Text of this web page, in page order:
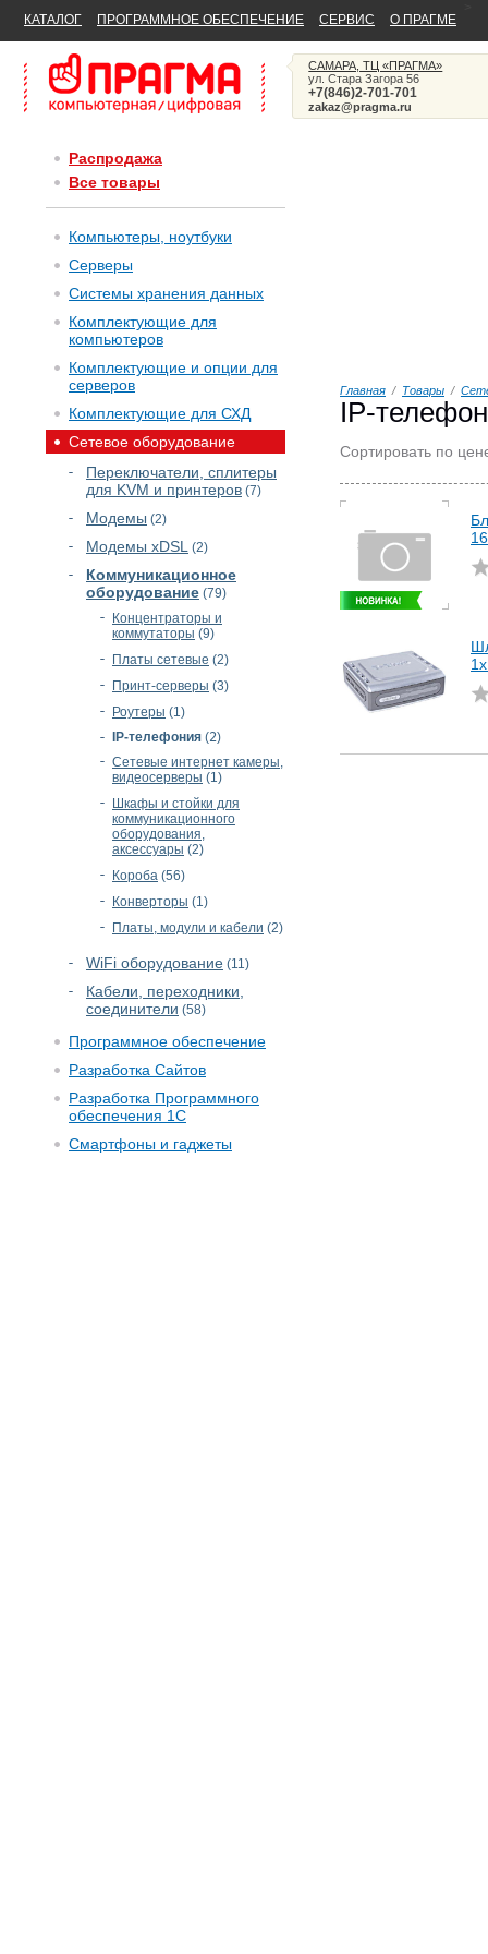
КАТАЛОГ ПРОГРАММНОЕ ОБЕСПЕЧЕНИЕ СЕРВИС О ПРАГМЕ
САМАРА, ТЦ «ПРАГМА»
ул. Стара Загора 56
+7(846)2-701-701
zakaz@pragma.ru
Распродажа
Все товары
Компьютеры, ноутбуки
Серверы
Системы хранения данных
Комплектующие для
компьютеров
Комплектующие и опции для
серверов
Комплектующие для СХД
Сетевое оборудование
Переключатели, сплитеры
для KVM и принтеров (7)
Модемы (2)
Модемы xDSL (2)
Коммуникационное
оборудование (79)
Концентраторы и
коммутаторы (9)
Платы сетевые (2)
Принт-серверы (3)
Роутеры (1)
IP-телефония (2)
Сетевые интернет камеры,
видеосерверы (1)
Шкафы и стойки для
коммуникационного
оборудования,
аксессуары (2)
Короба (56)
Конверторы (1)
Платы, модули и кабели (2)
WiFi оборудование (11)
Кабели, переходники,
соединители (58)
Программное обеспечение
Разработка Сайтов
Разработка Программного
обеспечения 1С
Смартфоны и гаджеты
Главная / Товары /
IP-
Сортировать по